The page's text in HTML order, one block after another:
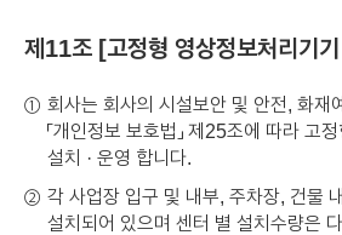
제11조 [고정형 영상정보처리기
① 회사는 회사의 시설보안 및 안전, 화재
「개인정보 보호법」 제25조에 따라 고
설치 · 운영 합니다.
② 각 사업장 입구 및 내부, 주차장, 건물
설치되어 있으며 센터 별 설치수량은